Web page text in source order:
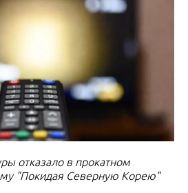
отказало в прокатном
"Покидая Северную Корею"